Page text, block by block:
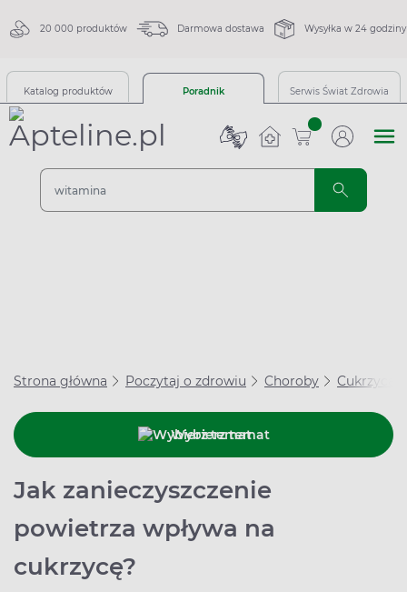
20 000 produktów Darmowa dostawa Wysyłka w 24 godziny
Katalog produktów Poradnik Serwis Świat Zdrowia
sztuk
Strona główna Poczytaj o zdrowiu Choroby Cukrzyca
Wybierz temat
Jak zanieczyszczenie
powietrza wpływa na
cukrzycę?